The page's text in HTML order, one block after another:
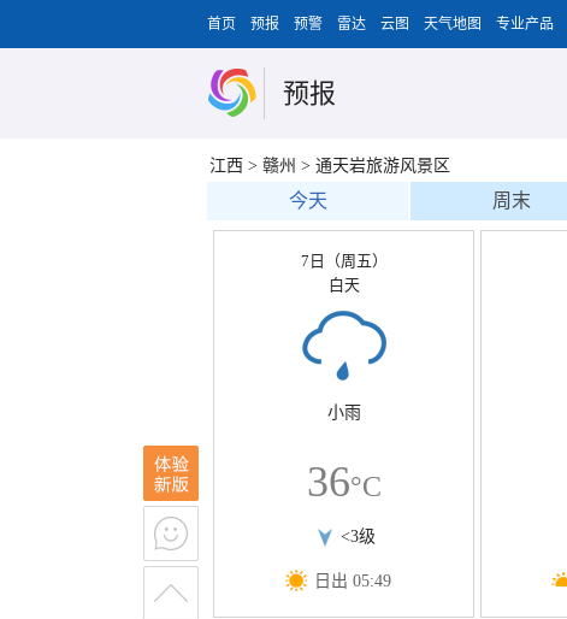
首页 预报 预警 雷达 云图 天气地图 专业产品
预报
江西 > 赣州 > 通天岩旅游风景区
今天 周末
7日（周五）
白天
小雨
36°C
<3级
日出 05:49